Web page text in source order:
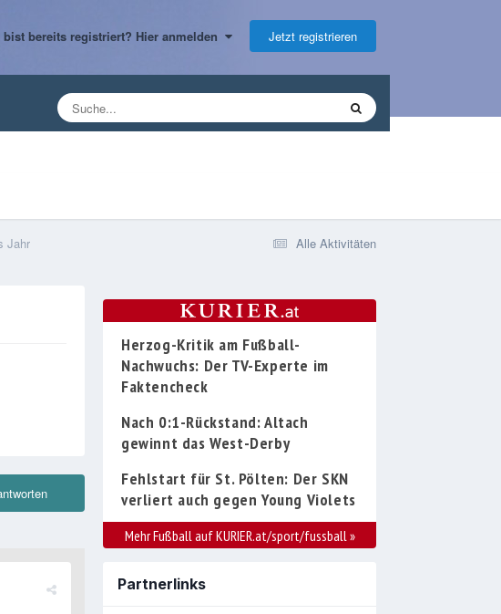
bist bereits registriert? Hier anmelden Jetzt registrieren
Alle Aktivitäten
Jahr
Herzog-Kritik am Fußball-
Nachwuchs: Der TV-Experte im
Faktencheck
Nach 0:1-Rückstand: Altach
gewinnt das West-Derby
Fehlstart für St. Pölten: Der SKN
verliert auch gegen Young Violets
Mehr Fußball auf KURIER.at/sport/fussball »
Partnerlinks